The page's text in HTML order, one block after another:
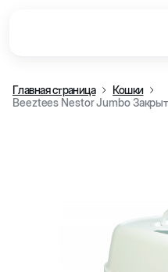
Главная страница
Кошки